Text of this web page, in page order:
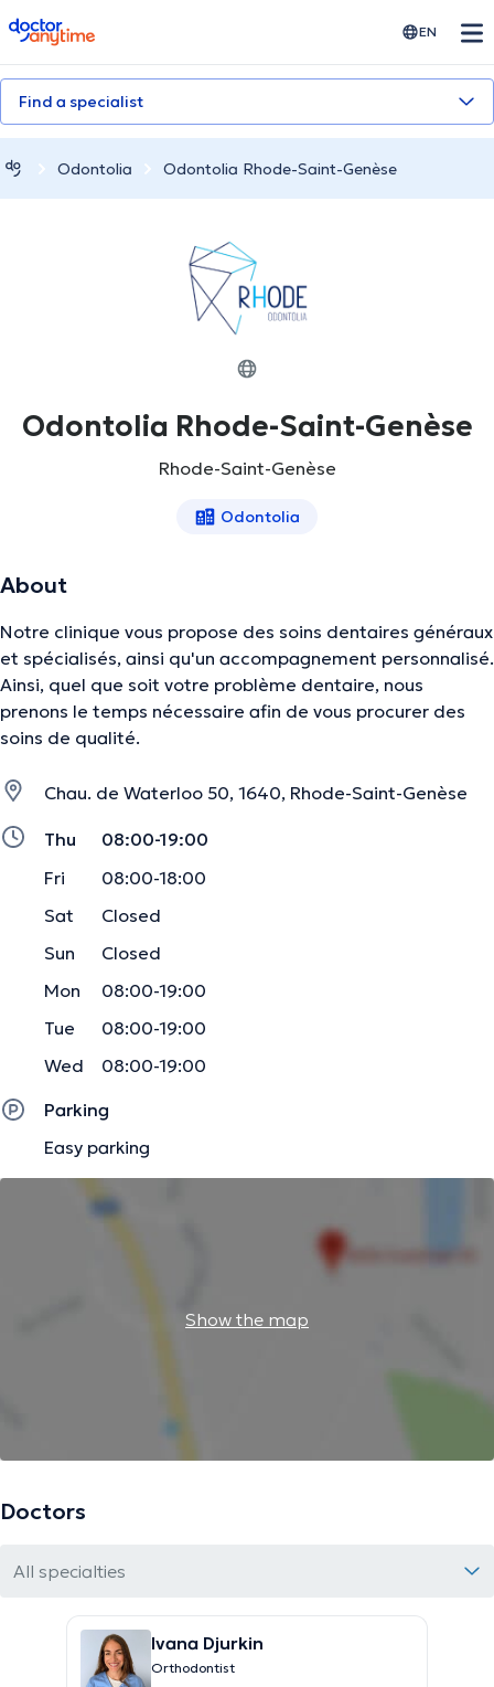
doctoranytime EN
Find a specialist
Odontolia Odontolia Rhode-Saint-Genèse
Odontolia Rhode-Saint-Genèse
Rhode-Saint-Genèse
Odontolia
About
Notre clinique vous propose des soins dentaires généraux
et spécialisés, ainsi qu'un accompagnement personnalisé.
Ainsi, quel que soit votre problème dentaire, nous
prenons le temps nécessaire afin de vous procurer des
soins de qualité.
Chau. de Waterloo 50, 1640, Rhode-Saint-Genèse
Thu
08:00-19:00
Fri
08:00-18:00
Sat
Closed
Sun
Closed
Mon
08:00-19:00
Tue
08:00-19:00
Wed
08:00-19:00
Parking
Easy parking
Show the map
Doctors
All specialties
Ivana Djurkin
Orthodontist